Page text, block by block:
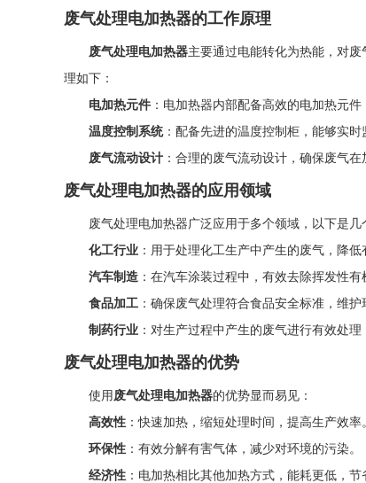
废气处理电加热器的工作原理
废气处理电加热器主要通过电能转化为热能，对
理如下：
电加热元件 ：电加热器内部配备高效的电加热元
温度控制系统：配备先进的温度控制柜，能够实时
废气流动设计 ：合理的废气流动设计，确保废气
废气处理电加热器的应用领域
废气处理电加热器广泛应用于多个领域，以下是几
化工行业 ：用于处理化工生产中产生的废气，降低
汽车制造 ：在汽车涂装过程中，有效去除挥发性有
食品加工 ：确保废气处理符合食品安全标准，维护
制药行业 ：对生产过程中产生的废气进行有效处理
废气处理电加热器的优势
使用废气处理电加热器的优势显而易见：
高效性 ：快速加热，缩短处理时间，提高生产效率。
环保性 ：有效分解有害气体，减少对环境的污染。
经济性 ：电加热相比其他加热方式，能耗更低，节